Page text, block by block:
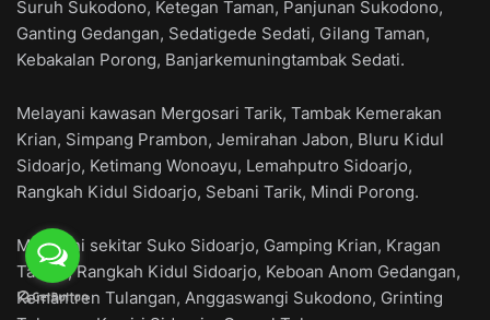
Suruh Sukodono, Ketegan Taman, Panjunan Sukodono,
Ganting Gedangan, Sedatigede Sedati, Gilang Taman,
Kebakalan Porong, Banjarkemuningtambak Sedati.
Melayani kawasan Mergosari Tarik, Tambak Kemerakan
Krian, Simpang Prambon, Jemirahan Jabon, Bluru Kidul
Sidoarjo, Ketimang Wonoayu, Lemahputro Sidoarjo,
Rangkah Kidul Sidoarjo, Sebani Tarik, Mindi Porong.
Melayani sekitar Suko Sidoarjo, Gamping Krian, Kragan
Taman, Rangkah Kidul Sidoarjo, Keboan Anom Gedangan,
Kemantren Tulangan, Anggaswangi Sukodono, Grinting